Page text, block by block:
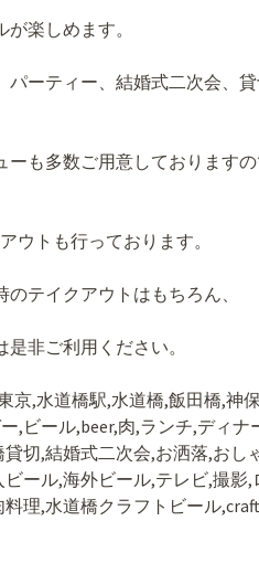
楽しめます。
パーティー、結婚式二次会、
も多数ご用意しております
ウトも行っております。
テイクアウトはもちろん、
非ご利用ください。
京,水道橋駅,水道橋,飯田橋,神
,ビール,beer,肉,ランチ,ディナ
切,結婚式二次会,お洒落,おし
ール,海外ビール,テレビ,撮影,
理,水道橋クラフトビール